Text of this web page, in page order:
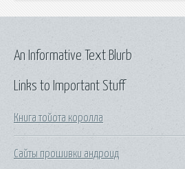
Links to Important Stuff
Книга тойота королла
Сайты прошивки андроид
An Informative Text Blurb